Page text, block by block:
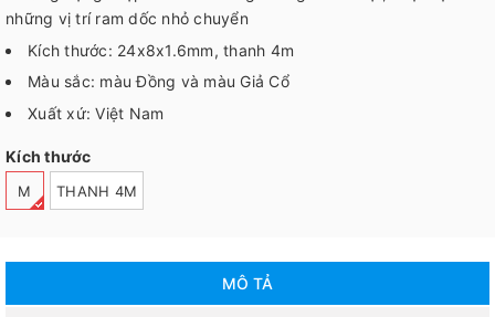
những vị trí ram dốc nhỏ chuyển
Kích thước: 24x8x1.6mm, thanh 4m
Màu sắc: màu Đồng và màu Giả Cổ
Xuất xứ: Việt Nam
Kích thước
M THANH 4M
MÔ TẢ